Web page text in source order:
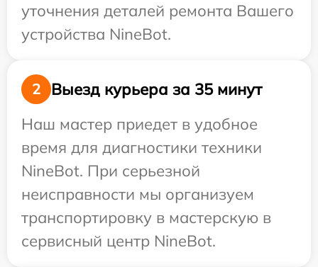
уточнения деталей ремонта Вашего
устройства NineBot.
2
Выезд курьера за 35 минут
Наш мастер приедет в удобное
время для диагностики техники
NineBot. При серьезной
неисправности мы организуем
транспортировку в мастерскую в
сервисный центр NineBot.